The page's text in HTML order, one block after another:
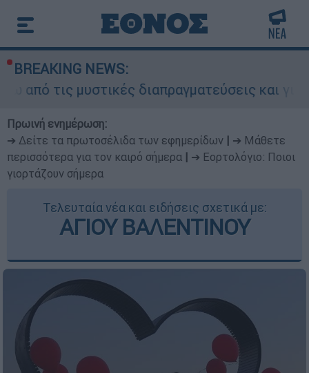
BREAKING NEWS:
διαπραγματεύσεις και γιατί
Πρωινή ενημέρωση:
➔ Δείτε τα πρωτοσέλιδα των εφημερίδων
➔ Μάθετε
περισσότερα για τον καιρό σήμερα
➔ Εορτολόγιο: Ποιοι
γιορτάζουν σήμερα
Τελευταία νέα και ειδήσεις σχετικά με:
ΑΓΙΟΥ ΒΑΛΕΝΤΙΝΟΥ